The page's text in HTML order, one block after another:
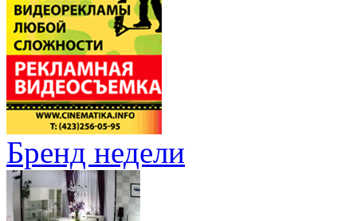
Бренд недели